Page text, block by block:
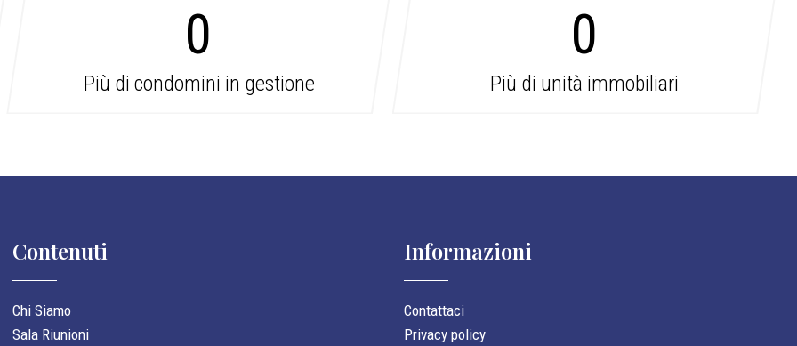
0
Più di condomini in gestione
0
Più di unità immobiliari
Contenuti
Chi Siamo
Sala Riunioni
Informazioni
Contattaci
Privacy policy